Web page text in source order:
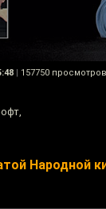
| 157750 просмотров
Народной